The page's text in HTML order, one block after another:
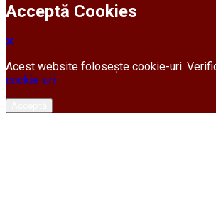
Acceptă Cookies
Acest website folosește cookie-uri.
cookie-uri